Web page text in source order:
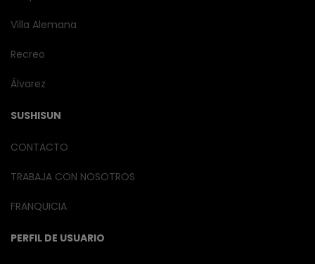
Villa Alemana
Recreo
Álvarez
SUSHISUN
CONTACTO
TRABAJA CON NOSOTROS
FRANQUICIA
PERFIL DE USUARIO